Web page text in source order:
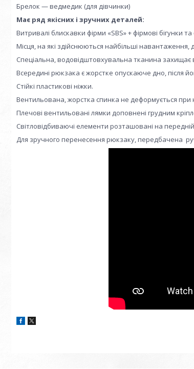
Брелок — ведмедик (для дівчинки)
Має ряд якісних і зручних деталей:
Витривалі блискавки фірми «SBS» + фірмові бігунки
Місця, на які здійснюються найбільші
Спеціальна, водовідштовхувальна тканина
Всередині рюкзака є жорстке опускаюче дно, після
Стійкі пластикові ніжки.
Вентильована, жорстка спинка не деформується при
Плечові вентильовані лямки доповнені грудним
Світловідбиваючі елементи розташовані на
Для зручного перенесення рюкзаку, передбачена